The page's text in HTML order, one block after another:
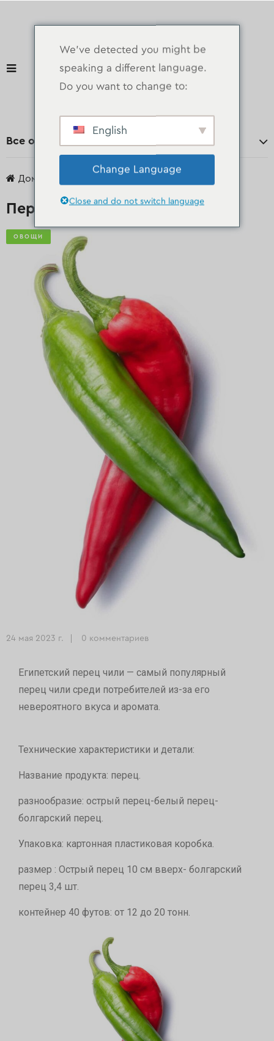
Все отделы
Дом
Перец чили
ОВОЩИ
24 мая 2023 г. 0 комментариев
Египетский перец чили — самый популярный
перец чили среди потребителей из-за его
невероятного вкуса и аромата.
Технические характеристики и детали:
Название продукта: перец.
разнообразие: острый перец-белый перец-
болгарский перец.
Упаковка: картонная пластиковая коробка.
размер : Острый перец 10 см вверх- болгарский
перец 3,4 шт.
контейнер 40 футов: от 12 до 20 тонн.
We've detected you might be
speaking a different language.
Do you want to change to:
English
Change Language
Close and do not switch language